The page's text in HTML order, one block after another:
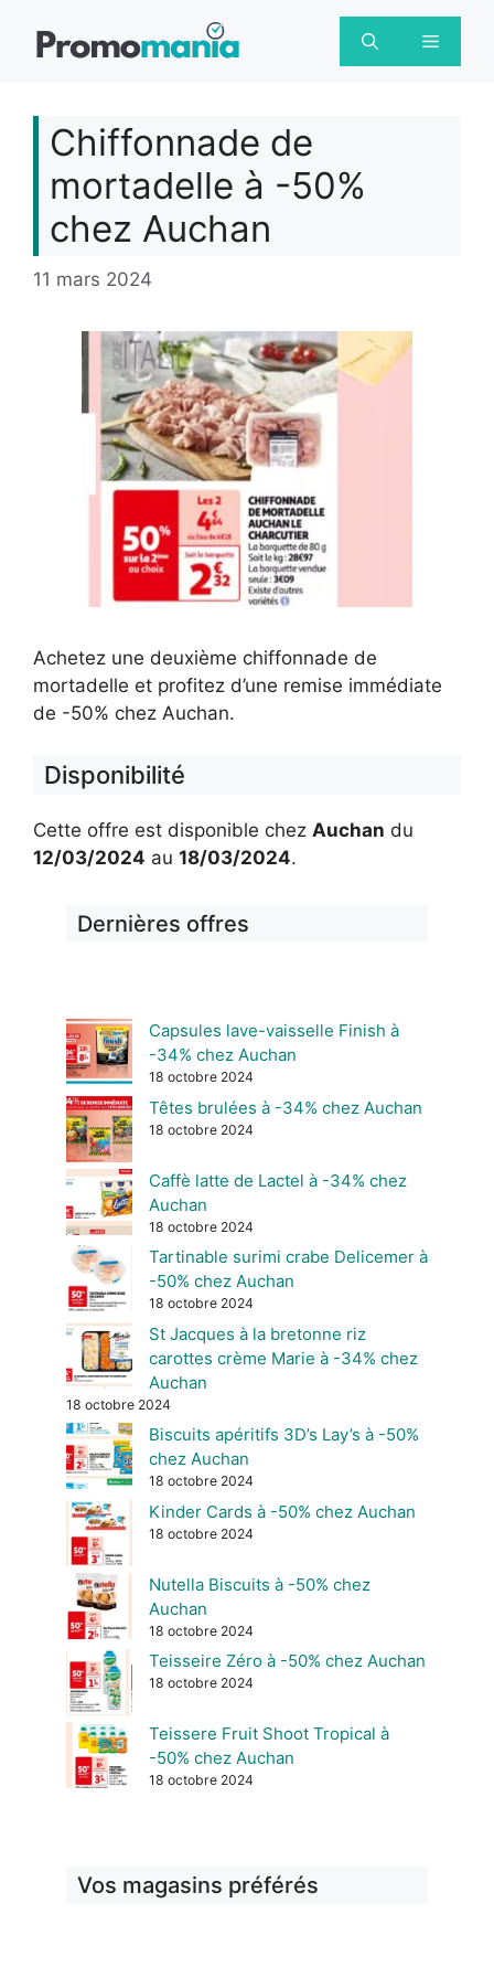
Menu
Chiffonnade de
mortadelle à -50%
chez Auchan
11 mars 2024
Achetez une deuxième chiffonnade de
mortadelle et profitez d’une remise immédiate
de -50% chez Auchan.
Disponibilité
Cette offre est disponible chez Auchan du
12/03/2024 au 18/03/2024.
Dernières offres
Capsules lave-vaisselle Finish à
-34% chez Auchan
18 octobre 2024
Têtes brulées à -34% chez Auchan
18 octobre 2024
Caffè latte de Lactel à -34% chez
Auchan
18 octobre 2024
Tartinable surimi crabe Delicemer à
-50% chez Auchan
18 octobre 2024
St Jacques à la bretonne riz
carottes crème Marie à -34% chez
Auchan
18 octobre 2024
Biscuits apéritifs 3D’s Lay’s à -50%
chez Auchan
18 octobre 2024
Kinder Cards à -50% chez Auchan
18 octobre 2024
Nutella Biscuits à -50% chez
Auchan
18 octobre 2024
Teisseire Zéro à -50% chez Auchan
18 octobre 2024
Teissere Fruit Shoot Tropical à
-50% chez Auchan
18 octobre 2024
Vos magasins préférés